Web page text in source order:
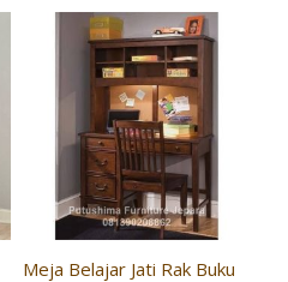
Meja Belajar Jati Rak Buku